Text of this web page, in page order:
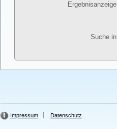
Ergebnisanzeige
Suche in
Impressum Datenschutz